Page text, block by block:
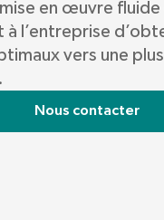
en œuvre
l’entreprise
vers une
Nous contacter